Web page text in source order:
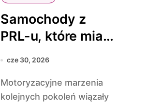
Samochody z
PRL-u, które miały
być luksusowe
cze 30, 2026
Motoryzacyjne marzenia
kolejnych pokoleń wiązały